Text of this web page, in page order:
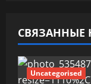
з
а
СВЯЗАННЫЕ
Uncategorised